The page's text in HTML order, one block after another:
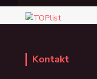
Kontakt